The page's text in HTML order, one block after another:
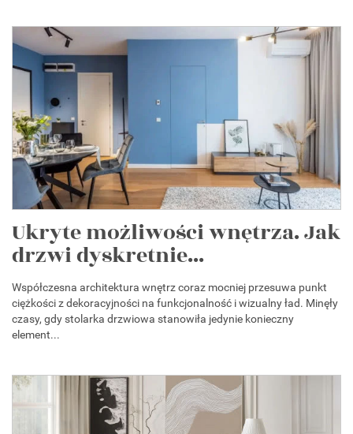
Ukryte możliwości wnętrza. Jak
drzwi dyskretnie...
Współczesna architektura wnętrz coraz mocniej przesuwa punkt
ciężkości z dekoracyjności na funkcjonalność i wizualny ład. Minęły
czasy, gdy stolarka drzwiowa stanowiła jedynie konieczny
element...